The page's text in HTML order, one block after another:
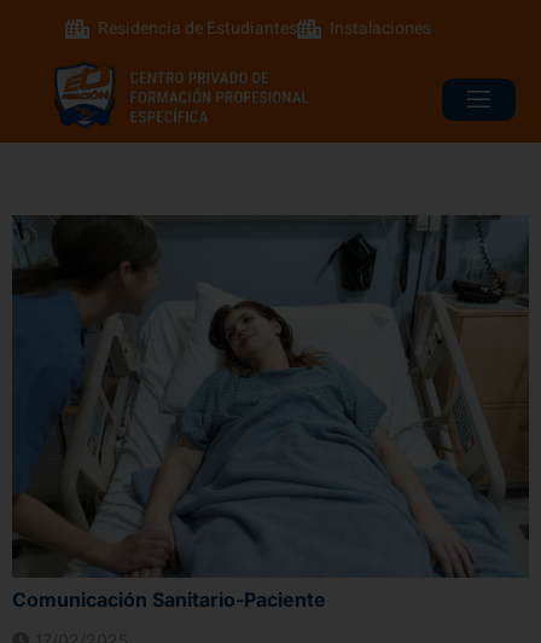
Residencia de Estudiantes Instalaciones
Comunicación Sanitario-Paciente